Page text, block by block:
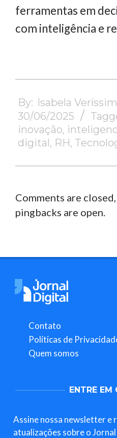
ferramentas em
com inteligência e
06-
30
By: Isabela
30/06/2025
inovação,
digital , RH,
Comments are
pingbacks are open.
Contato
Políticas de
Quem somos
ENTRE EM
Assine nossa newsletter e
atualizações sobre o